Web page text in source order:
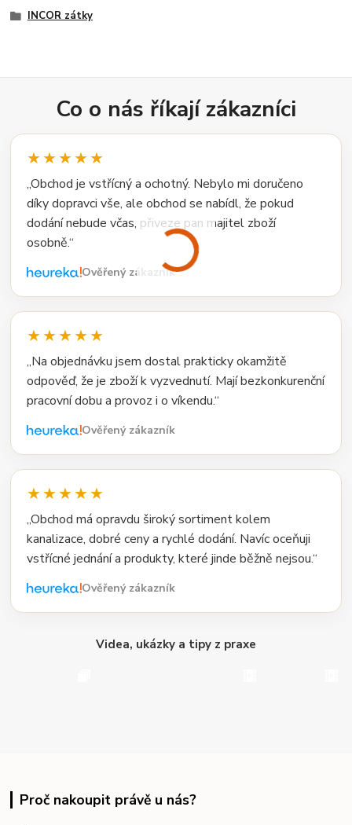
INCOR zátky
Co o nás říkají zákazníci
★★★★★
„Obchod je vstřícný a ochotný. Nebylo mi doručeno
díky dopravci vše, ale obchod se nabídl, že pokud
dodání nebude včas, přiveze pan majitel zboží
osobně.“
Ověřený zákazník
★★★★★
„Na objednávku jsem dostal prakticky okamžitě
odpověď, že je zboží k vyzvednutí. Mají bezkonkurenční
pracovní dobu a provoz i o víkendu.“
Ověřený zákazník
★★★★★
„Obchod má opravdu široký sortiment kolem
kanalizace, dobré ceny a rychlé dodání. Navíc oceňuji
vstřícné jednání a produkty, které jinde běžně nejsou.“
Ověřený zákazník
Videa, ukázky a tipy z praxe
Proč nakoupit právě u nás?